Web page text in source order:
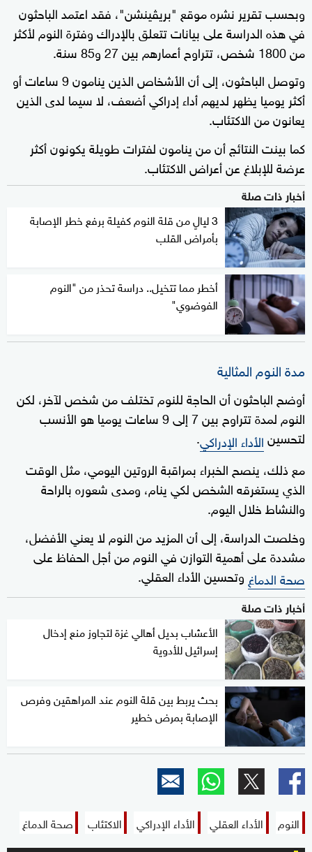
وبحسب تقرير نشره موقع "بريڤينشن"، فقد اعتمد الباحثون
في هذه الدراسة على بيانات تتعلق بالإدراك وفترة النوم لأكثر
من 1800 شخص، تتراوح أعمارهم بين 27 و85 سنة.
وتوصل الباحثون، إلى أن الأشخاص الذين ينامون 9 ساعات أو
أكثر يوميا يظهر لديهم أداء إدراكي أضعف، لا سيما لدى الذين
يعانون من الاكتئاب.
كما بينت النتائج أن من ينامون لفترات طويلة يكونون أكثر
عرضة للإبلاغ عن أعراض الاكتئاب.
أخبار ذات صلة
3 ليالٍ من قلة النوم كفيلة برفع خطر الإصابة
بأمراض القلب
أخطر مما تتخيل.. دراسة تحذر من "النوم
الفوضوي"
مدة النوم المثالية
أوضح الباحثون أن الحاجة للنوم تختلف من شخص لآخر، لكن
النوم لمدة تتراوح بين 7 إلى 9 ساعات يوميا هو الأنسب
لتحسينالأداء الإدراكي.
مع ذلك، ينصح الخبراء بمراقبة الروتين اليومي، مثل الوقت
الذي يستغرقه الشخص لكي ينام، ومدى شعوره بالراحة
والنشاط خلال اليوم.
وخلصت الدراسة، إلى أن المزيد من النوم لا يعني الأفضل،
مشددة على أهمية التوازن في النوم من أجل الحفاظ على
صحة الدماغوتحسين الأداء العقلي.
أخبار ذات صلة
الأعشاب بديل أهالي غزة لتجاوز منع إدخال
إسرائيل للأدوية
بحث يربط بين قلة النوم عند المراهقين وفرص
الإصابة بمرض خطير
النوم الأداء العقلي الأداء الإدراكي الاكتئاب صحة الدماغ